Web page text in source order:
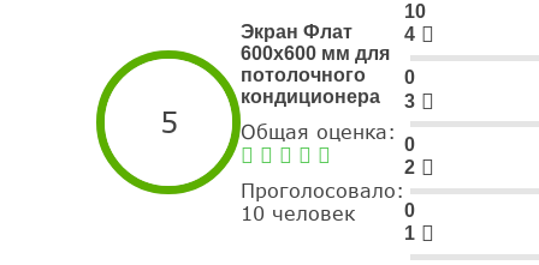
5
Экран Флат
600х600 мм для
потолочного
кондиционера
Общая оценка:
Проголосовало:
10 человек
10
4
0
3
0
2
0
1